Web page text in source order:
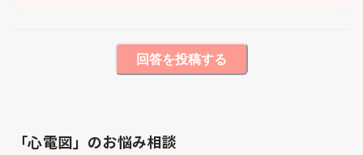
回答を投稿する
「心電図」のお悩み相談